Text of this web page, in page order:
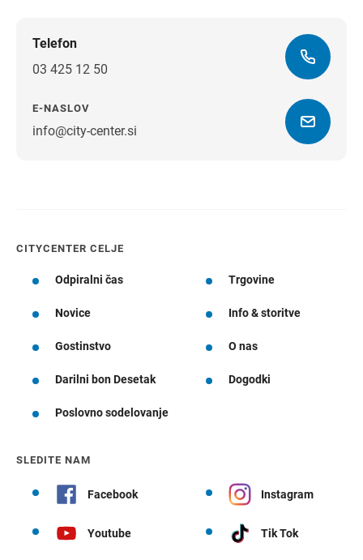
Telefon
03 425 12 50
E-NASLOV
info@city-center.si
CITYCENTER CELJE
Odpiralni čas Trgovine
Novice Info & storitve
Gostinstvo O nas
Darilni bon Desetak Dogodki
Poslovno sodelovanje
SLEDITE NAM
Facebook Instagram
Youtube Tik Tok